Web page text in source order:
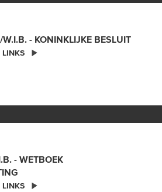
W.I.B. - KONINKLIJKE BESLUIT
LINKS
- WETBOEK
LINKS